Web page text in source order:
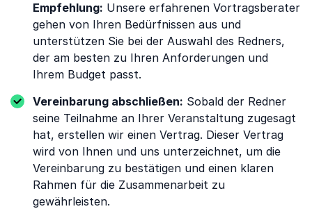
Empfehlung: Unsere erfahrenen Vortragsberater
gehen von Ihren Bedürfnissen aus und
unterstützen Sie bei der Auswahl des Redners,
der am besten zu Ihren Anforderungen und
Ihrem Budget passt.
Vereinbarung abschließen: Sobald der Redner
seine Teilnahme an Ihrer Veranstaltung zugesagt
hat, erstellen wir einen Vertrag. Dieser Vertrag
wird von Ihnen und uns unterzeichnet, um die
Vereinbarung zu bestätigen und einen klaren
Rahmen für die Zusammenarbeit zu
gewährleisten.